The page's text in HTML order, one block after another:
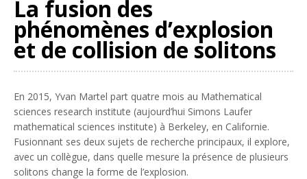
La fusion des
phénomènes d’explosion
et de collision de solitons
En 2015, Yvan Martel part quatre mois au Mathematical
sciences research institute (aujourd’hui Simons Laufer
mathematical sciences institute) à Berkeley, en Californie.
Fusionnant ses deux sujets de recherche principaux, il explore,
avec un collègue, dans quelle mesure la présence de plusieurs
solitons change la forme de l’explosion.